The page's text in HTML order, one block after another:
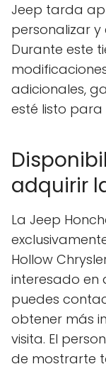
Jeep tarda
personalizar y
Durante este
adicionales,
esté listo
adquirir
La Jeep
Hollow
interesado en
puedes
obtener más
visita. El
de mostrarte